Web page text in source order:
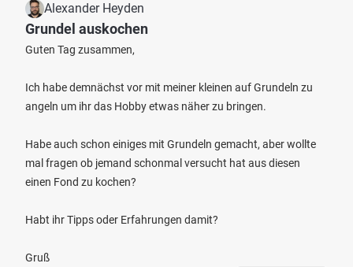
Alexander Heyden
Grundel auskochen
Guten Tag zusammen,
Ich habe demnächst vor mit meiner kleinen auf Grundeln zu
angeln um ihr das Hobby etwas näher zu bringen.
Habe auch schon einiges mit Grundeln gemacht, aber wollte
mal fragen ob jemand schonmal versucht hat aus diesen
einen Fond zu kochen?
Habt ihr Tipps oder Erfahrungen damit?
Gruß